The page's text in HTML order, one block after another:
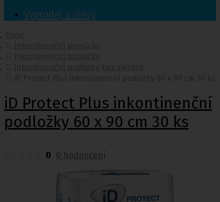
Výprodej a slevy
iD Protect Plus inkontinenční
podložky 60 x 90 cm 30 ks
0 0 hodnocení